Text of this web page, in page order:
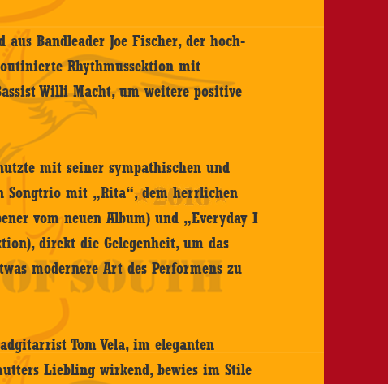
aus Bandleader Joe Fischer, der hoch-
Rhythmussektion mit
Willi Macht, um weitere positive
mit seiner sympathischen und
Songtrio mit „Rita“, dem herrlichen
vom neuen Album) und „Everyday I
direkt die Gelegenheit, um das
modernere Art des Performens zu
Tom Vela, im eleganten
Liebling wirkend, bewies im Stile